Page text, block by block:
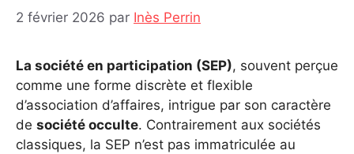
2 février 2026 par Inès Perrin
La société en participation (SEP), souvent perçue
comme une forme discrète et flexible
d’association d’affaires, intrigue par son caractère
de société occulte. Contrairement aux sociétés
classiques, la SEP n’est pas immatriculée au